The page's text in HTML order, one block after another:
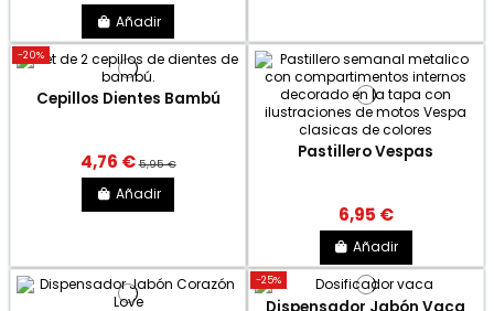
Añadir
-20%
Cepillos Dientes Bambú
4,76 €5,95 €
Añadir
Pastillero Vespas
6,95 €
Añadir
-25%